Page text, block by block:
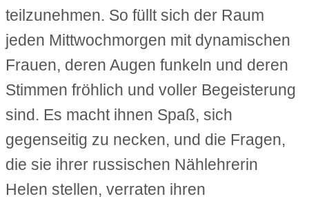
teilzunehmen. So füllt sich der Raum
jeden Mittwochmorgen mit dynamischen
Frauen, deren Augen funkeln und deren
Stimmen fröhlich und voller Begeisterung
sind. Es macht ihnen Spaß, sich
gegenseitig zu necken, und die Fragen,
die sie ihrer russischen Nählehrerin
Helen stellen, verraten ihren